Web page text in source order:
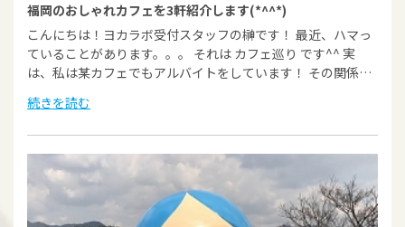
福岡のおしゃれカフェを3軒紹介します(*^^*)
こんにちは！ヨカラボ受付スタッフの榊です！ 最近、ハマっ
ていることがあります。。。 それは カフェ巡り です^^ 実
は、私は某カフェでもアルバイトをしています！ その関係…
続きを読む